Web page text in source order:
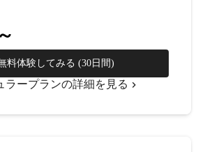
料体験してみる (30日間)
ラープランの詳細を見る